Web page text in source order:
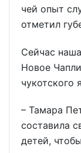
чей опыт
отметил
Сейчас
Новое
чукотского
– Тамара
составила
детей,